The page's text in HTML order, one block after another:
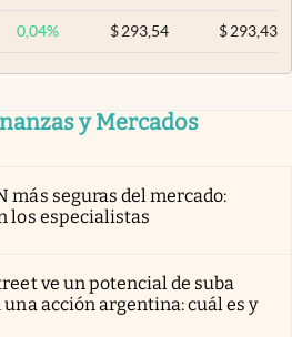
0,04% $ 293,54 $293,43
y Mercados
más seguras del mercado:
los especialistas
ve un potencial de suba
acción argentina: cuál es y